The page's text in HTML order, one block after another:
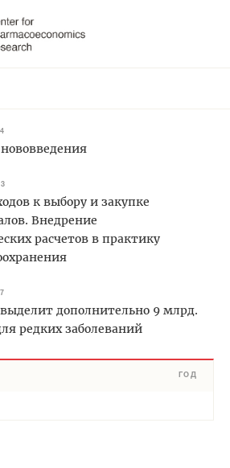
к выбору и закупке
Внедрение
расчетов в практику
дополнительно 9 млрд.
редких заболеваний
ГОД